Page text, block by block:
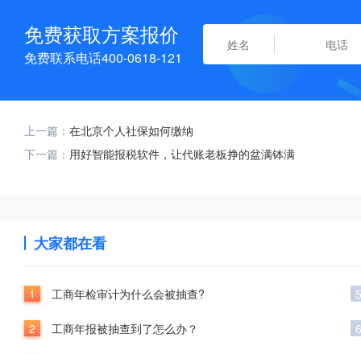
免费获取方案报价
免费联系电话400-0618-121
上一篇： 在北京个人社保如何缴纳
下一篇： 用好智能报税软件，让代账老板挣的盆满钵满
大家都在看
1 工商年检审计为什么会被抽查?
2 工商年报被抽查到了怎么办？
5
6